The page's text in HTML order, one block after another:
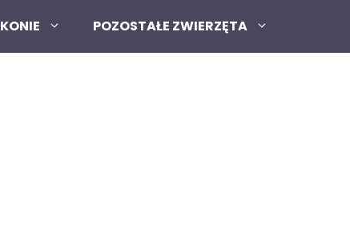
KONIE POZOSTAŁE ZWIERZĘTA